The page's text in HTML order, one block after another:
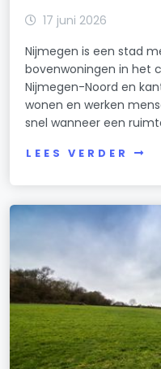
17 juni 2026
Nijmegen is een stad
bovenwoningen in het
Nijmegen-Noord en
wonen en werken
snel wanneer een
LEES VERDER